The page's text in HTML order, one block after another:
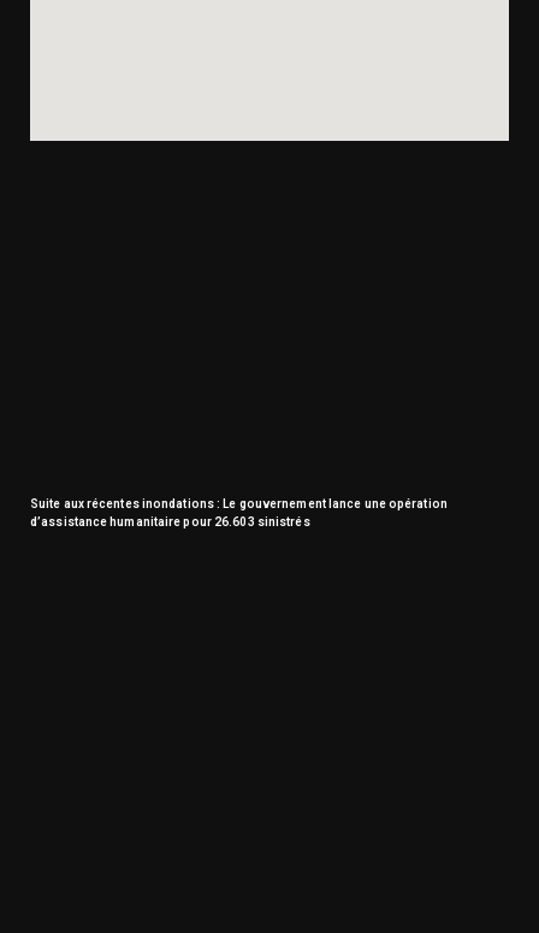
Suite aux récentes inondations : Le gouvernement lance une opération
d’assistance humanitaire pour 26.603 sinistrés